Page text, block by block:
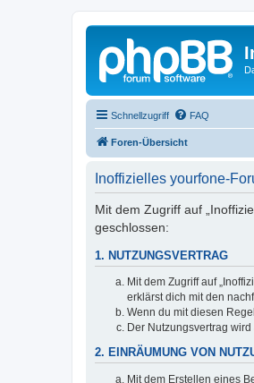
Schnellzugriff FAQ
Foren-Übersicht
Inoffizielles yourfone-
Mit dem Zugriff auf
geschlossen:
1. NUTZUNGSVERTRAG
Mit dem Zugriff auf
erklärst dich mit den
Wenn du mit diesen
Der Nutzungsvertrag
2. EINRÄUMUNG VON
Mit dem Erstellen eines